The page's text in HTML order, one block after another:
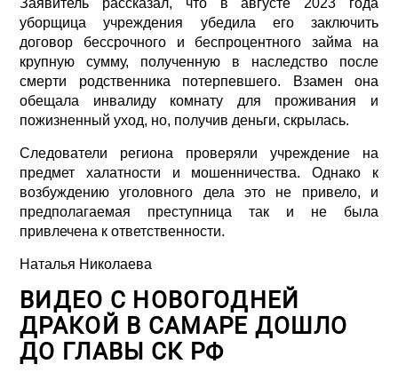
Заявитель рассказал, что в августе 2023 года
уборщица учреждения убедила его заключить
договор бессрочного и беспроцентного займа на
крупную сумму, полученную в наследство после
смерти родственника потерпевшего. Взамен она
обещала инвалиду комнату для проживания и
пожизненный уход, но, получив деньги, скрылась.
Следователи региона проверяли учреждение на
предмет халатности и мошенничества. Однако к
возбуждению уголовного дела это не привело, и
предполагаемая преступница так и не была
привлечена к ответственности.
Наталья Николаева
ВИДЕО С НОВОГОДНЕЙ
ДРАКОЙ В САМАРЕ ДОШЛО
ДО ГЛАВЫ СК РФ